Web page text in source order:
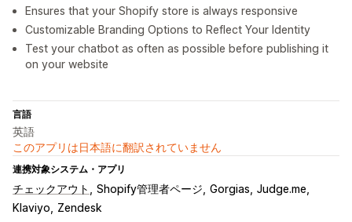
Ensures that your Shopify store is always responsive
Customizable Branding Options to Reflect Your Identity
Test your chatbot as often as possible before publishing it
on your website
言語
英語
このアプリは日本語に翻訳されていません
連携対象システム・アプリ
チェックアウト Shopify管理者ページ Gorgias Judge.me
Klaviyo
Zendesk